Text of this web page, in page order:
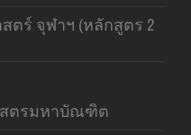
ตร์ จุฬาฯ (หลักสูตร 2
ตรมหาบัณฑิต